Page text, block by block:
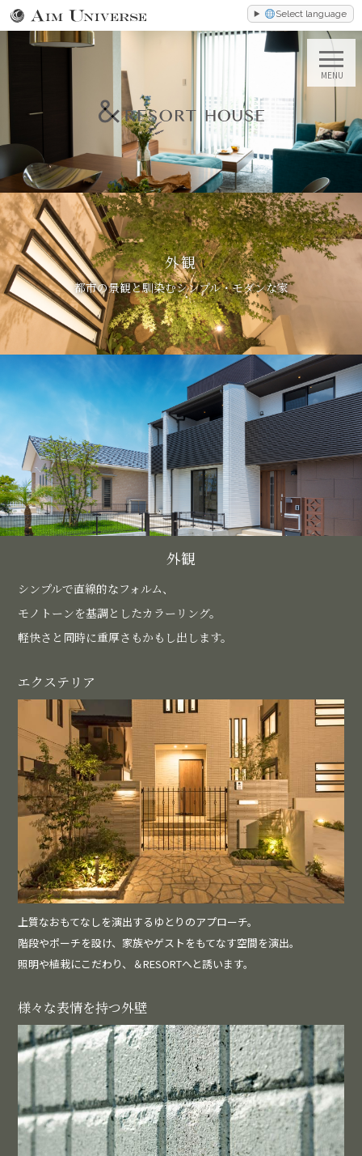
Select language
MENU
外観
都市の景観と馴染むシンプル・モダンな家
外観
シンプルで直線的なフォルム、
モノトーンを基調としたカラーリング。
軽快さと同時に重厚さもかもし出します。
エクステリア
上質なおもてなしを演出するゆとりのアプローチ。
階段やポーチを設け、家族やゲストをもてなす空間を演出。
照明や植栽にこだわり、＆RESORTへと誘います。
様々な表情を持つ外壁